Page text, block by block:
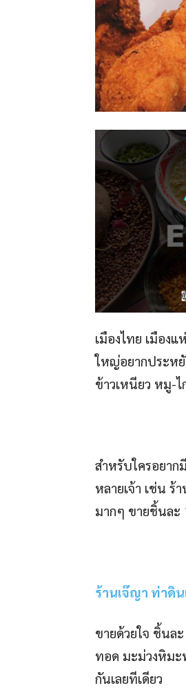
เมืองไทย เมือง
ใหญ่อยากประหยั
ข้าวเหนียว หมู-
สำหรับใครอยาก
หลายเจ้า เช่น ร้
มากๆ ขายชิ้นล
ร้านเจ๊ญา ท่าดิ
ขายด้วยใจ ชิ้นล
ทอด มะม่วงหิมะ
กันเลยทีเดียว